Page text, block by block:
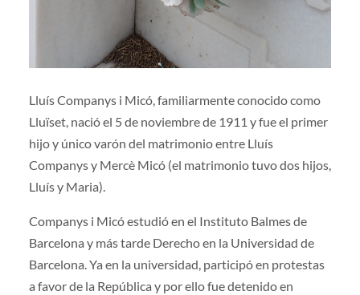
Lluís Companys i Micó, familiarmente conocido como
Lluïset, nació el 5 de noviembre de 1911 y fue el primer
hijo y único varón del matrimonio entre Lluís
Companys y Mercè Micó (el matrimonio tuvo dos hijos,
Lluís y Maria).
Companys i Micó estudió en el Instituto Balmes de
Barcelona y más tarde Derecho en la Universidad de
Barcelona. Ya en la universidad, participó en protestas
a favor de la República y por ello fue detenido en